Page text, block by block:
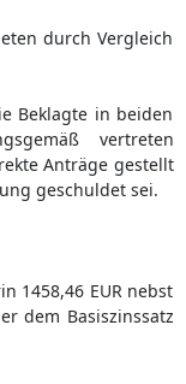
durch Vergleich
Beklagte in beiden
vertreten
Anträge gestellt
geschuldet sei.
1458,46 EUR nebst
dem Basiszinssatz